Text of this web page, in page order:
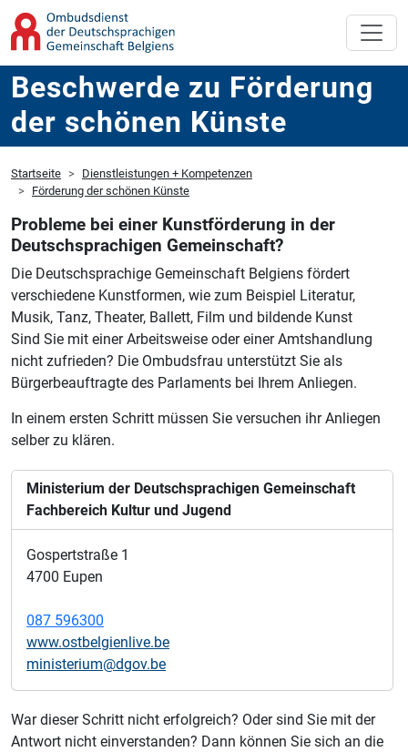
Beschwerde zu Förderung
der schönen Künste
Startseite
Dienstleistungen + Kompetenzen
Förderung der schönen Künste
Probleme bei einer Kunstförderung in der
Deutschsprachigen Gemeinschaft?
Die Deutschsprachige Gemeinschaft Belgiens fördert
verschiedene Kunstformen, wie zum Beispiel Literatur,
Musik, Tanz, Theater, Ballett, Film und bildende Kunst
Sind Sie mit einer Arbeitsweise oder einer Amtshandlung
nicht zufrieden? Die Ombudsfrau unterstützt Sie als
Bürgerbeauftragte des Parlaments bei Ihrem Anliegen.
In einem ersten Schritt müssen Sie versuchen ihr Anliegen
selber zu klären.
Ministerium der Deutschsprachigen Gemeinschaft
Fachbereich Kultur und Jugend
Gospertstraße 1
4700 Eupen
087 596300
www.ostbelgienlive.be
ministerium@dgov.be
War dieser Schritt nicht erfolgreich? Oder sind Sie mit der
Antwort nicht einverstanden? Dann können Sie sich an die